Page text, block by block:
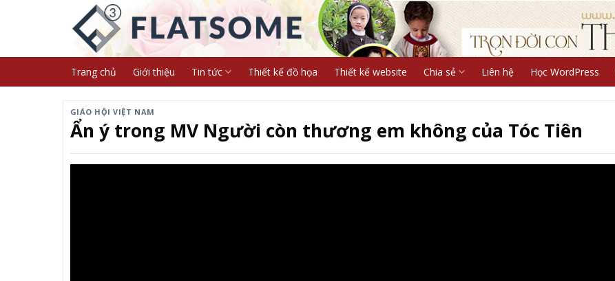
Trang chủ Giới thiệu Tin tức Thiết kế đồ họa Thiết kế website Chia sẻ Liên hệ Học WordPress
GIÁO HỘI VIỆT NAM
Ẩn ý trong MV Người còn thương em không của Tóc Tiên